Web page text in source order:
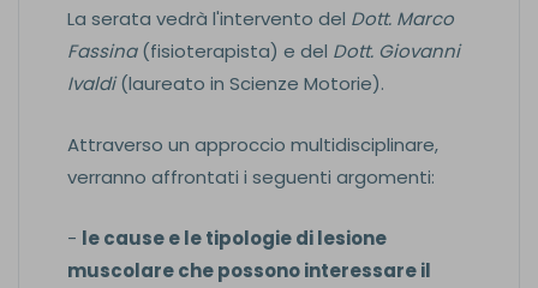
La serata vedrà l'intervento del Dott. Marco
Fassina(fisioterapista) e del Dott. Giovanni
Ivaldi(laureato in Scienze Motorie).
Attraverso un approccio multidisciplinare,
verranno affrontati i seguenti argomenti:
- le cause e le tipologie di lesione
muscolare che possono interessare il